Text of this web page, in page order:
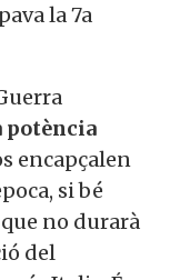
la 7a
potència
encapçalen
si bé
no durarà
del